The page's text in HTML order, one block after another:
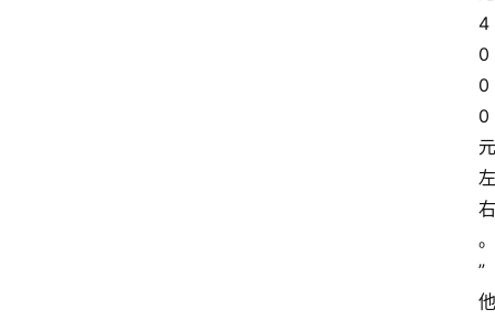
4
0
0
0
元
左
右
。
”
他